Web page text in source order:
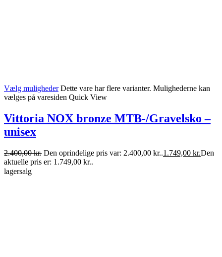
Vælg muligheder Dette vare har flere varianter. Mulighederne kan
vælges på varesiden Quick View
Vittoria NOX bronze MTB-/Gravelsko –
unisex
2.400,00kr. Den oprindelige pris var: 2.400,00 kr..1.749,00 kr.Den
aktuelle pris er: 1.749,00 kr..
lagersalg